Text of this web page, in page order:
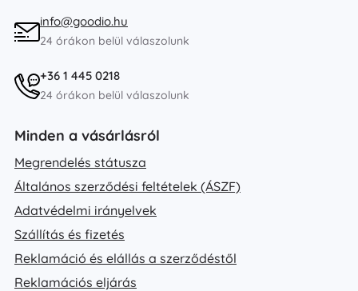
info@goodio.hu
24 órákon belül válaszolunk
+36 1 445 0218
24 órákon belül válaszolunk
Minden a vásárlásról
Megrendelés státusza
Általános szerződési feltételek (ÁSZF)
Adatvédelmi irányelvek
Szállítás és fizetés
Reklamáció és elállás a szerződéstől
Reklamációs eljárás